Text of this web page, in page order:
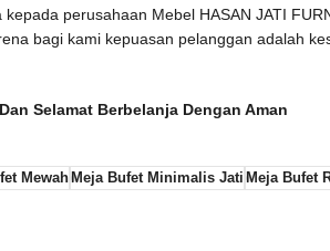
perusahaan Mebel HASAN JATI
bagi kami kepuasan pelanggan adalah
Selamat Berbelanja Dengan Aman
Mewah Meja Bufet Minimalis Jati Meja Bufet